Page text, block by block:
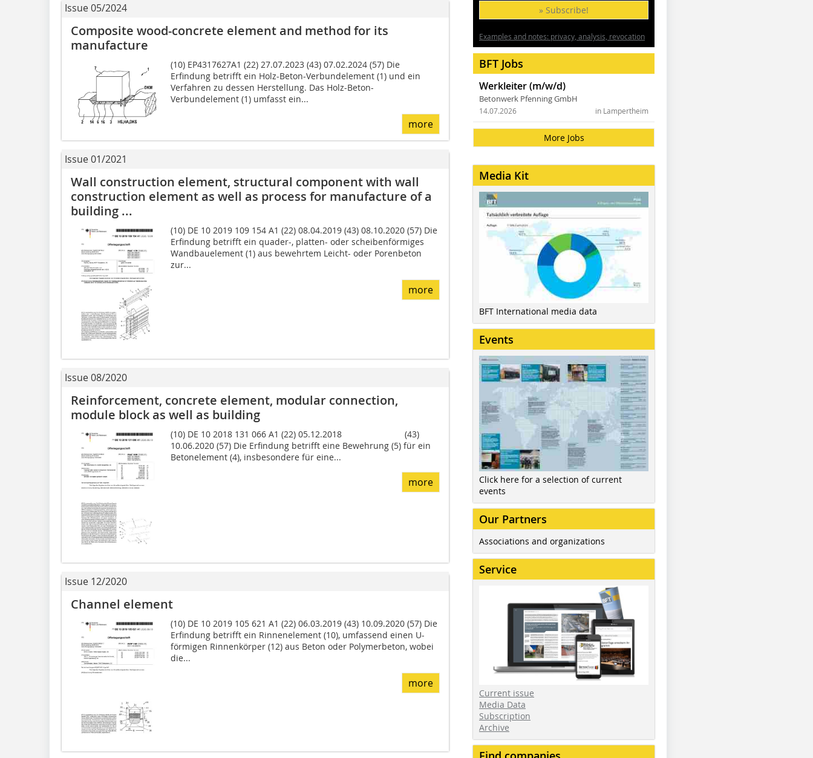
Issue 05/2024
Composite wood-concrete element and method for its
manufacture
(10) EP4317627A1 (22) 27.07.2023 (43) 07.02.2024 (57) Die
Erfindung betrifft ein Holz-Beton-Verbundelement (1) und ein
Verfahren zu dessen Herstellung. Das Holz-Beton-
Verbundelement (1) umfasst ein...
more
Issue 01/2021
Wall construction element, structural component with wall
construction element as well as process for manufacture of a
building ...
(10) DE 10 2019 109 154 A1 (22) 08.04.2019 (43) 08.10.2020 (57) Die
Erfindung betrifft ein quader-, platten- oder scheibenförmiges
Wandbauelement (1) aus bewehrtem Leicht- oder Porenbeton
zur...
more
Issue 08/2020
Reinforcement, concrete element, modular connection,
module block as well as building
(10) DE 10 2018 131 066 A1 (22) 05.12.2018 (43)
10.06.2020 (57) Die Erfindung betrifft eine Beweh­rung (5) für ein
Betonelement (4), insbesondere für eine...
more
Issue 12/2020
Channel element
(10) DE 10 2019 105 621 A1 (22) 06.03.2019 (43) 10.09.2020 (57) Die
Erfindung betrifft ein Rinnen­element (10), umfassend einen U-
förmigen Rinnenkörper (12) aus Beton oder Polymerbeton, wobei
die...
more
» Subscribe!
Examples and notes: privacy, analysis, revocation
BFT Jobs
Werkleiter (m/w/d)
Betonwerk Pfenning GmbH
in Lampertheim
14.07.2026
More Jobs
Media Kit
BFT International media data
Events
Click here for a selection of current
events
Our Partners
Associations and organizations
Service
Current issue
Media Data
Subscription
Archive